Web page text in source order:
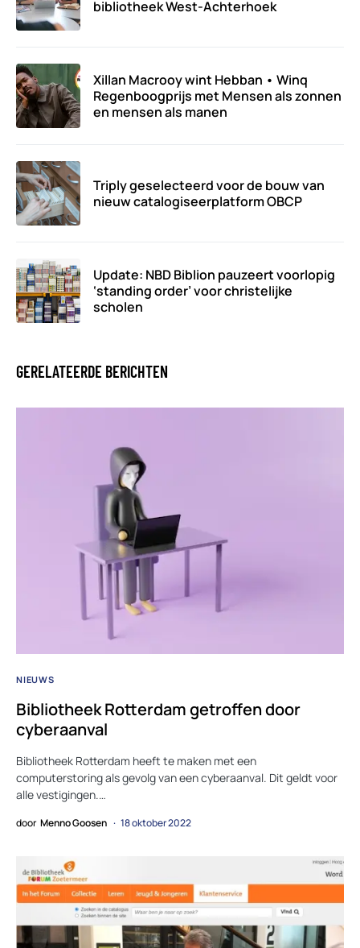
bibliotheek West-Achterhoek
Xillan Macrooy wint Hebban • Winq
Regenboogprijs met Mensen als zonnen
en mensen als manen
Triply geselecteerd voor de bouw van
nieuw catalogiseerplatform OBCP
Update: NBD Biblion pauzeert voorlopig
‘standing order’ voor christelijke
scholen
GERELATEERDE BERICHTEN
NIEUWS
Bibliotheek Rotterdam getroffen door
cyberaanval
Bibliotheek Rotterdam heeft te maken met een
computerstoring als gevolg van een cyberaanval. Dit geldt voor
alle vestigingen.…
door Menno Goosen 18 oktober 2022